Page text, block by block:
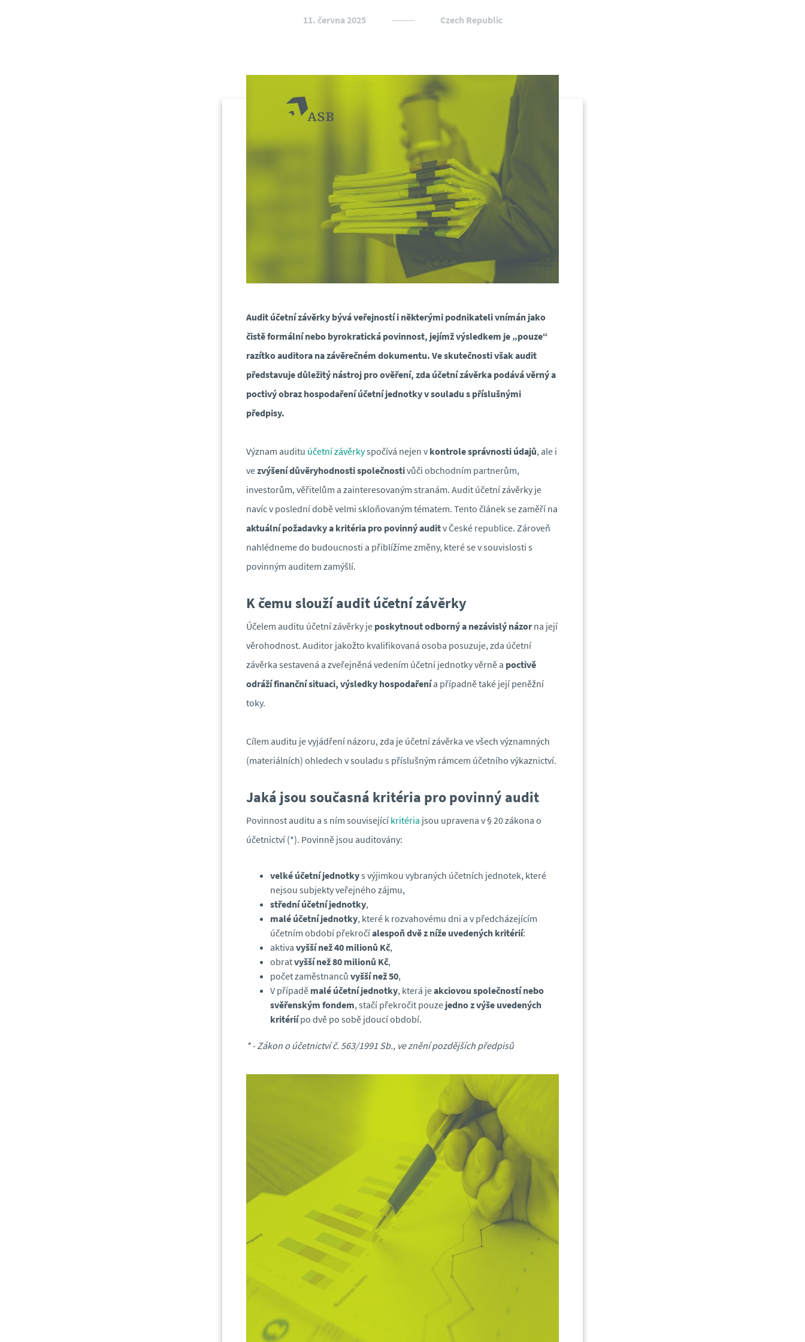
11. června 2025 Czech Republic
Audit účetní závěrky bývá veřejností i některými podnikateli vnímán jako
čistě formální nebo byrokratická povinnost, jejímž výsledkem je „pouze“
razítko auditora na závěrečném dokumentu. Ve skutečnosti však audit
představuje důležitý nástroj pro ověření, zda účetní závěrka podává věrný a
poctivý obraz hospodaření účetní jednotky v souladu s příslušnými
předpisy.
Význam auditu účetní závěrkyspočívá nejen v kontrole správnosti údajů, ale i
ve zvýšení důvěryhodnosti společnostivůči obchodním partnerům,
investorům, věřitelům a zainteresovaným stranám. Audit účetní závěrky je
navíc v poslední době velmi skloňovaným tématem. Tento článek se zaměří na
aktuální požadavky a kritéria pro povinný auditv České republice. Zároveň
nahlédneme do budoucnosti a přiblížíme změny, které se v souvislosti s
povinným auditem zamýšlí.
K čemu slouží audit účetní závěrky
Účelem auditu účetní závěrky je poskytnout odborný a nezávislý názorna její
věrohodnost. Auditor jakožto kvalifikovaná osoba posuzuje, zda účetní
závěrka sestavená a zveřejněná vedením účetní jednotky věrně a poctivě
odráží finanční situaci, výsledky hospodařenía případně také její peněžní
toky.
Cílem auditu je vyjádření názoru, zda je účetní závěrka ve všech významných
(materiálních) ohledech v souladu s příslušným rámcem účetního výkaznictví.
Jaká jsou současná kritéria pro povinný audit
Povinnost auditu a s ním související kritéria jsou upravena v § 20 zákona o
účetnictví (*). Povinně jsou auditovány:
velké účetní jednotkys výjimkou vybraných účetních jednotek, které
nejsou subjekty veřejného zájmu,
střední účetní jednotky,
malé účetní jednotky, které k rozvahovému dni a v předcházejícím
účetním období překročíalespoň dvě z níže uvedených kritérií:
aktiva vyšší než 40 milionů Kč,
obratvyšší než 80 milionů Kč,
počet zaměstnanců vyšší než 50,
V případě malé účetní jednotky, která jeakciovou společností nebo
svěřenským fondem, stačí překročit pouze jedno z výše uvedených
kritériípo dvě po sobě jdoucí období.
* - Zákon o účetnictví č. 563/1991 Sb., ve znění pozdějších předpisů